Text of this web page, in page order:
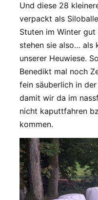
Und diese 28
verpackt als
Stuten im Winter gut
stehen sie also… als
unserer Heuwiese.
Benedikt mal noch
fein säuberlich in
damit wir da im
nicht kaputtfahren
kommen.